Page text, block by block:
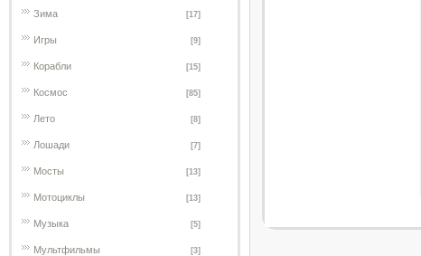
Зима [17]
Игры [9]
Корабли [15]
Космос [85]
Лето [8]
Лошади [7]
Мосты [13]
Мотоциклы [13]
Музыка [5]
Мультфильмы [3]